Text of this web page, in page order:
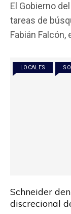
ce
b
o
k
tt
er
El Gobierno
tareas de
Fabián Falcón,
LOCALES
Schneider
discrecional